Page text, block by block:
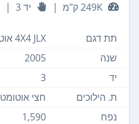
249K ק"מ
| יד 3 |
תת דגם
4X4 JLX אוט' 3 דל' 1.6 (93 כ''ס)
שנה
2005
יד
3
ת. הילוכים
חצי אוטומט
נפח
1,590